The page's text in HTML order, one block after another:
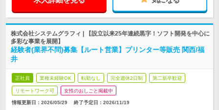
株式会社システムグラフィ | 【設立以来25年連続黒字！ソフト開発を中心に
多彩な事業を展開】
経験者(業界不問)募集【ルート営業】プリンター等販売 関西/福
井
正社員 業種未経験OK 転勤なし 完全週休2日制 第二新卒歓迎
リモートワーク可 女性のおしごと掲載中
情報更新日：2026/05/29 終了予定日： 2026/11/19